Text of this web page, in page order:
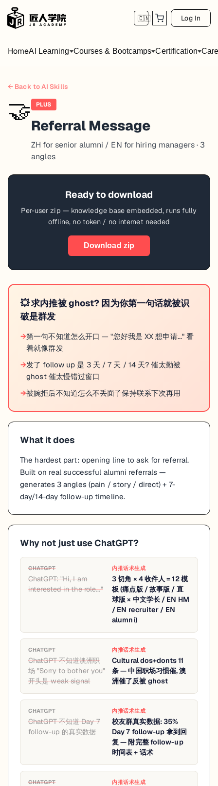
🇨🇳 Log In
HomeAI Learning Courses & Bootcamps Certification
← Back to AI Skills
🤝 PLUS
Referral Message
ZH for senior alumni / EN for hiring managers · 3
angles
Ready to download
Per-user zip — knowledge base embedded, runs fully
offline, no token / no internet needed
Download zip
💥求内推被 ghost? 因为你第一句话就被识
破是群发
→第一句不知道怎么开口 — "您好我是 XX 想申请..." 看
着就像群发
→发了 follow up 是 3 天 / 7 天 / 14 天? 催太勤被
ghost 催太慢错过窗口
→被婉拒后不知道怎么不丢面子保持联系下次再用
What it does
The hardest part: opening line to ask for referral.
Built on real successful alumni referrals —
generates 3 angles (pain / story / direct) + 7-
day/14-day follow-up timeline.
Why not just use ChatGPT?
CHATGPT
ChatGPT: "Hi, I am
interested in the role..."
内推话术生成
3 切角 × 4 收件人 = 12 模
板 (痛点版 / 故事版 / 直
球版 × 中文学长 / EN HM
/ EN recruiter / EN
alumni)
CHATGPT
ChatGPT 不知道澳洲职
场 "Sorry to bother you"
开头是 weak signal
内推话术生成
Cultural dos+donts 11
条 — 中国职场习惯催, 澳
洲催了反被 ghost
CHATGPT
ChatGPT 不知道 Day 7
follow-up 的真实数据
内推话术生成
校友群真实数据: 35%
Day 7 follow-up 拿到回
复 — 附完整 follow-up
时间表 + 话术
CHATGPT 内推话术生成